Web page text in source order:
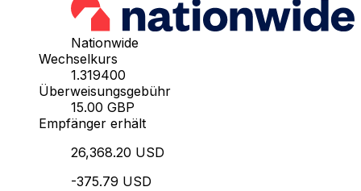
Nationwide
Wechselkurs
1.319400
Überweisungsgebühr
15.00 GBP
Empfänger erhält
26,368.20 USD
-375.79 USD